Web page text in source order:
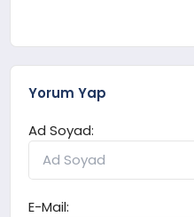
Yorum Yap
Ad Soyad:
E-Mail: